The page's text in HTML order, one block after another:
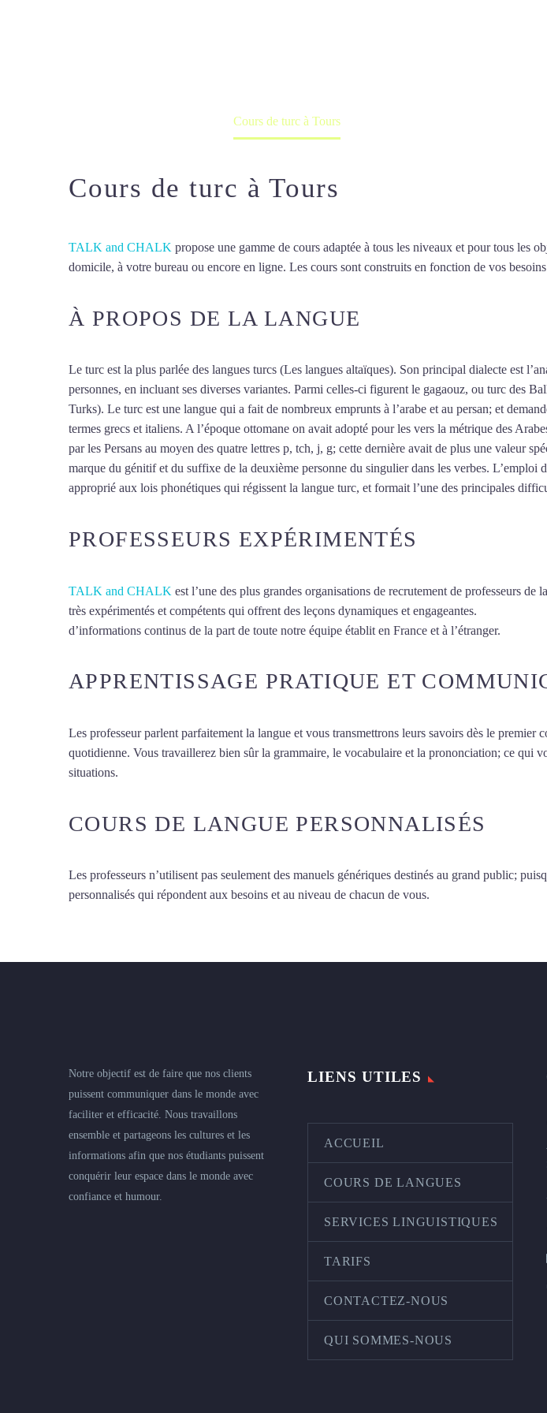
Cours de turc à Tours
Cours de turc à Tours
TALK and CHALK propose une gamme de cours adaptée à tous les niveaux et pour tous les
domicile, à votre bureau ou encore en ligne. Les cours sont construits en fonction de vos
À PROPOS DE LA LANGUE
Le turc est la plus parlée des langues turcs (Les langues altaïques). Son principal dialecte est
personnes, en incluant ses diverses variantes. Parmi celles-ci figurent le gagaouz, ou turc des
Turks). Le turc est une langue qui a fait de nombreux emprunts à l’arabe et au persan; et
termes grecs et italiens. A l’époque ottomane on avait adopté pour les vers la métrique des
par les Persans au moyen des quatre lettres p, tch, j, g; cette dernière avait de plus une valeur
marque du génitif et du suffixe de la deuxième personne du singulier dans les verbes. L’emploi
approprié aux lois phonétiques qui régissent la langue turc, et formait l’une des principales
PROFESSEURS EXPÉRIMENTÉS
TALK and CHALK est l’une des plus grandes organisations de recrutement de professeurs
très expérimentés et compétents qui offrent des leçons dynamiques et engageantes.
d’informations continus de la part de toute notre équipe établit en France et à l’étranger.
APPRENTISSAGE PRATIQUE ET
Les professeur parlent parfaitement la langue et vous transmettrons leurs savoirs dès le
quotidienne. Vous travaillerez bien sûr la grammaire, le vocabulaire et la prononciation; ce qui
situations.
COURS DE LANGUE PERSONNALISÉS
Les professeurs n’utilisent pas seulement des manuels génériques destinés au grand public;
personnalisés qui répondent aux besoins et au niveau de chacun de vous.
Notre objectif est de faire que nos clients
puissent communiquer dans le monde avec
faciliter et efficacité. Nous travaillons
ensemble et partageons les cultures et les
informations afin que nos étudiants puissent
conquérir leur espace dans le monde avec
confiance et humour.
LIENS UTILES
ACCUEIL
COURS DE LANGUES
SERVICES LINGUISTIQUES
TARIFS
CONTACTEZ-NOUS
QUI SOMMES-NOUS